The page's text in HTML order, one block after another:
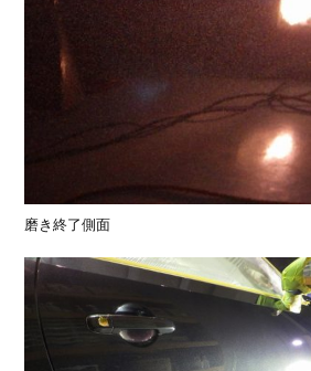
磨き終了側面